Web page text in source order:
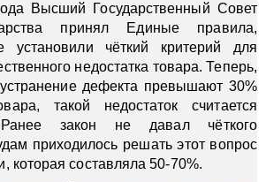
Высший Государственный Совет
принял Единые правила,
установили чёткий критерий для
недостатка товара. Теперь,
дефекта превышают 30%
такой недостаток считается
закон не давал чёткого
приходилось решать этот вопрос
которая составляла 50-70%.